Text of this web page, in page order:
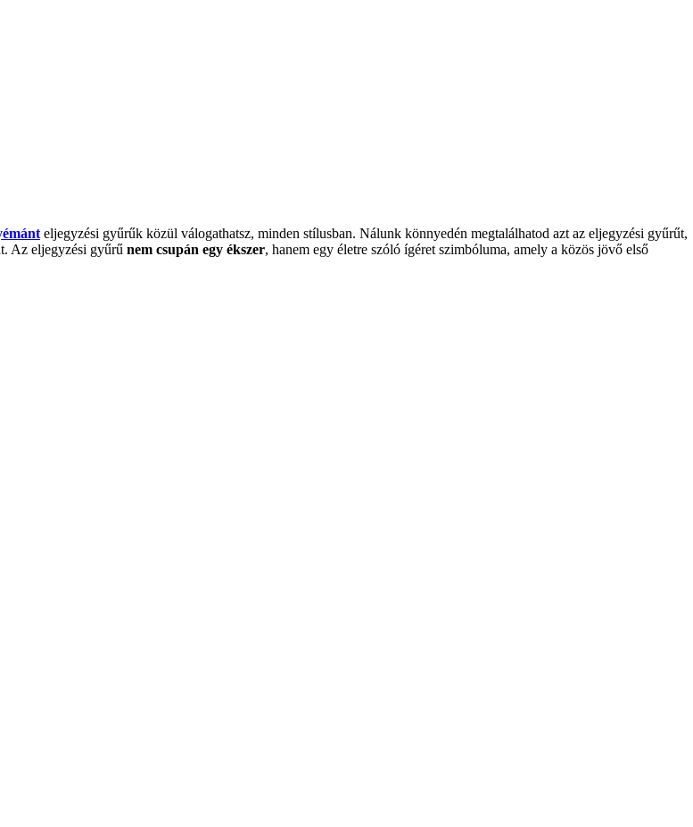
eljegyzési gyűrűk közül válogathatsz, minden stílusban. Nálunk könnyedén megtalálhatod azt az eljegyzési gyűrűt,
Az eljegyzési gyűrű nem csupán egy ékszer, hanem egy életre szóló ígéret szimbóluma, amely a közös jövő első